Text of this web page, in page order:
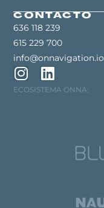
CONTACTO
636 118 239
615 229 700
info@onnavigation.io
ECOSISTEMA ONNA: